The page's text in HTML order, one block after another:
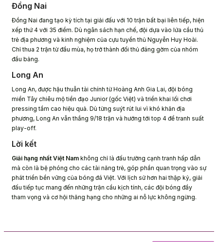
Đồng Nai
Đồng Nai đang tạo kỳ tích tại giải đấu với 10 trận bất bại liên tiếp, hiện
xếp thứ 4 với 35 điểm. Dù ngân sách hạn chế, đội dựa vào lứa cầu thủ
trẻ địa phương và kinh nghiệm của cựu tuyển thủ Nguyễn Huy Hoài.
Chỉ thua 2 trận từ đầu mùa, họ trở thành đối thủ đáng gờm của nhóm
đầu bảng.
Long An
Long An, được hậu thuẫn tài chính từ Hoàng Anh Gia Lai, đội bóng
miền Tây chiêu mộ tiền đạo Junior (gốc Việt) và triển khai lối chơi
pressing tầm cao hiệu quả. Dù từng suýt rút lui vì khó khăn địa
phương, Long An vẫn thắng 9/18 trận và hướng tới top 4 để tranh suất
play-off.
Lời kết
Giải hạng nhất Việt Nam không chỉ là đấu trường cạnh tranh hấp dẫn
mà còn là bệ phóng cho các tài năng trẻ, góp phần quan trọng vào sự
phát triển bền vững của bóng đá Việt. Với lịch sử hơn hai thập kỷ, giải
đấu tiếp tục mang đến những trận cầu kịch tính, các đội bóng đầy
tham vọng và cơ hội thăng hạng cho những ai nỗ lực không ngừng.